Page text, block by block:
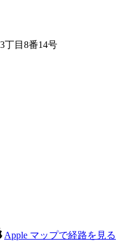
丁目8番14号
Apple マップで経路を見る